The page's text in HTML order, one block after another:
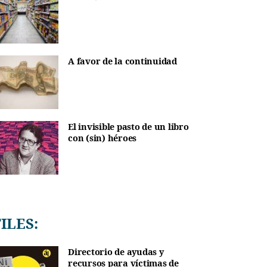
A favor de la continuidad
El invisible pasto de un libro
con (sin) héroes
Directorio de ayudas y
recursos para víctimas de